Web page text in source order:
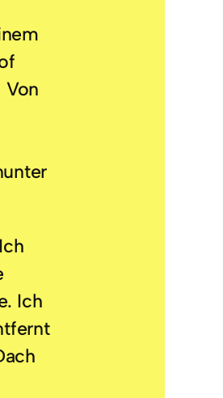
Von
Ich